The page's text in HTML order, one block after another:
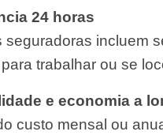
24 horas
seguradoras incluem
trabalhar ou se
e economia a
custo mensal ou